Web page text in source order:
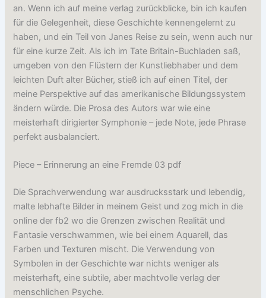
an. Wenn ich auf meine verlag zurückblicke, bin ich kaufen
für die Gelegenheit, diese Geschichte kennengelernt zu
haben, und ein Teil von Janes Reise zu sein, wenn auch nur
für eine kurze Zeit. Als ich im Tate Britain-Buchladen saß,
umgeben von den Flüstern der Kunstliebhaber und dem
leichten Duft alter Bücher, stieß ich auf einen Titel, der
meine Perspektive auf das amerikanische Bildungssystem
ändern würde. Die Prosa des Autors war wie eine
meisterhaft dirigierter Symphonie – jede Note, jede Phrase
perfekt ausbalanciert.
Piece – Erinnerung an eine Fremde 03 pdf
Die Sprachverwendung war ausdrucksstark und lebendig,
malte lebhafte Bilder in meinem Geist und zog mich in die
online der fb2 wo die Grenzen zwischen Realität und
Fantasie verschwammen, wie bei einem Aquarell, das
Farben und Texturen mischt. Die Verwendung von
Symbolen in der Geschichte war nichts weniger als
meisterhaft, eine subtile, aber machtvolle verlag der
menschlichen Psyche.